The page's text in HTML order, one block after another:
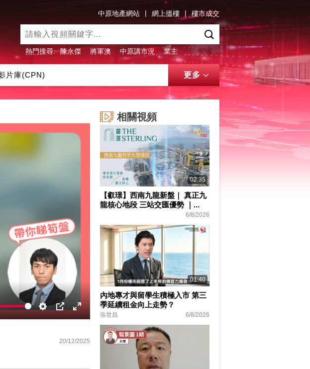
中原地產網站 | 網上搵樓 | 樓市成交
熱門搜尋: 陳永傑 將軍澳 中原講市況 業主
片庫(CPN) 更多
fullscreen
20/12/2025
相關視頻
02:35
【叡璟】西南九龍新盤｜ 真正九
龍核心地段 三站交匯優勢 ｜...
6/8/2026
01:40
內地專才與留學生積極入市 第三
季延續租金向上走勢？
張世昌 6/8/2026